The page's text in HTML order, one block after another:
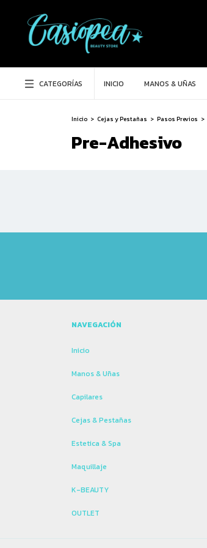
CATEGORÍAS INICIO MANOS & UÑAS
Inicio > Cejas y Pestañas > Pasos Previos >
Pre-Adhesivo
NAVEGACIÓN
Inicio
Manos & Uñas
Capilares
Cejas & Pestañas
Estetica & Spa
Maquillaje
K-BEAUTY
OUTLET